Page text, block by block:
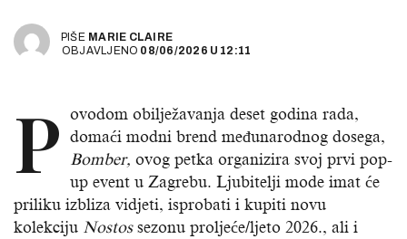
PIŠE MARIE CLAIRE
OBJAVLJENO 08/06/2026 U 12:11
P ovodom obilježavanja deset godina rada,
domaći modni brend međunarodnog dosega,
Bomber, ovog petka organizira svoj prvi pop-
up event u Zagrebu. Ljubitelji mode imat će
priliku izbliza vidjeti, isprobati i kupiti novu
kolekciju Nostossezonu proljeće/ljeto 2026., ali i